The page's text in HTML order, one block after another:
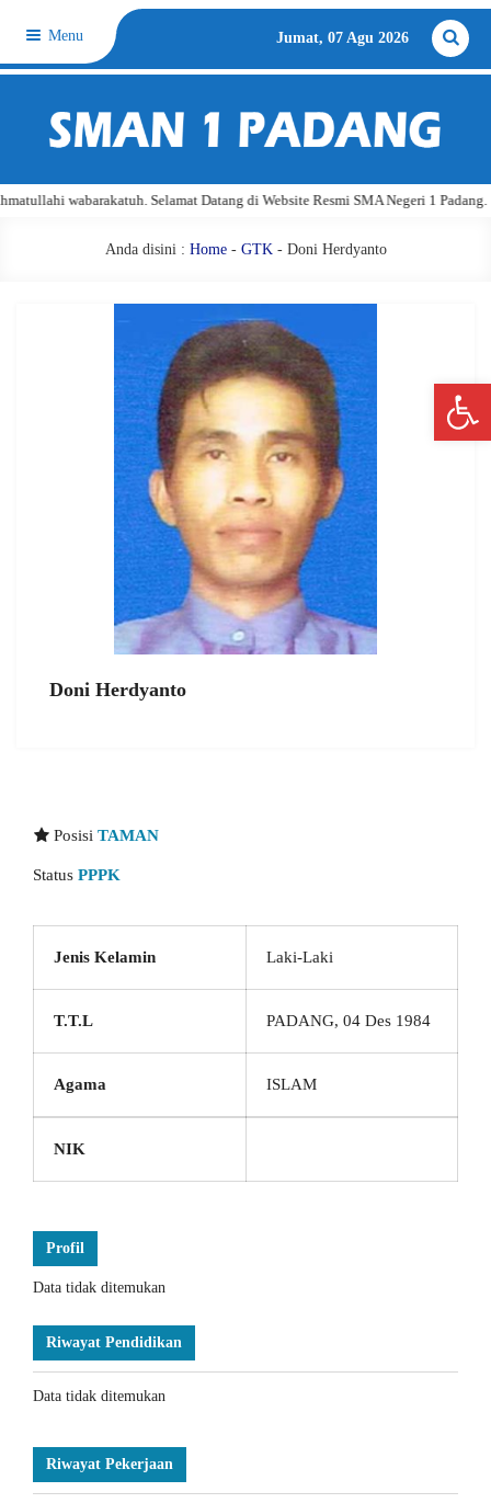
Menu Jumat, 07 Agu 2026
wabarakatuh. Selamat Datang di Website Resmi SMA Negeri 1 Padang.
Anda disini : Home- GTK- Doni Herdyanto
Doni Herdyanto
Posisi TAMAN
Status PPPK
Jenis Kelamin Laki-Laki
T.T.L PADANG, 04 Des 1984
Agama ISLAM
NIK
Profil
Data tidak ditemukan
Riwayat Pendidikan
Data tidak ditemukan
Riwayat Pekerjaan